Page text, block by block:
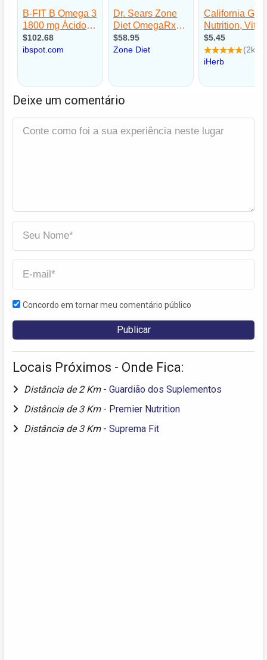
Deixe um comentário
Concordo em tornar meu comentário público
Locais Próximos - Onde Fica:
Distância de 2 Km - Guardião dos Suplementos
Distância de 3 Km - Premier Nutrition
Distância de 3 Km - Suprema Fit